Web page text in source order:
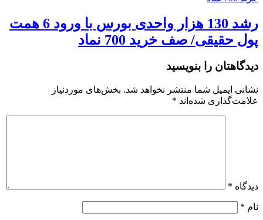
رشد 130 هزار واحدی بورس با ورود 6 همت
پول حقیقی/ صف خرید 700 نماد
دیدگاهتان را بنویسید
نشانی ایمیل شما منتشر نخواهد شد. بخش‌های موردنیاز
علامت‌گذاری شده‌اند *
دیدگاه *
نام *